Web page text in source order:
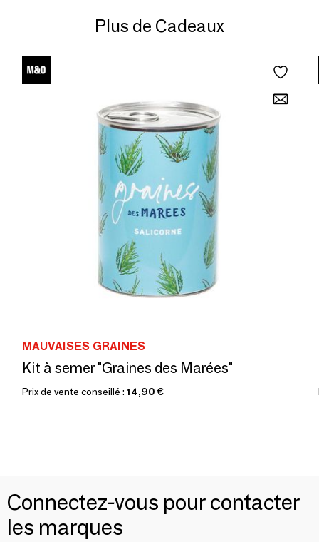
Plus de Cadeaux
MAUVAISES GRAINES
Kit à semer "Graines des Marées"
Prix de vente conseillé : 14,90 €
Connectez-vous pour contacter
les marques